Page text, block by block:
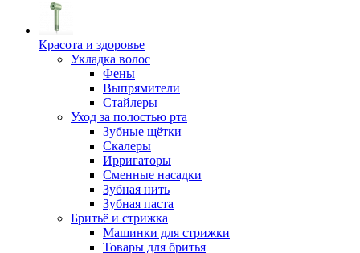
Красота и здоровье
Укладка волос
Фены
Выпрямители
Стайлеры
Уход за полостью рта
Зубные щётки
Скалеры
Ирригаторы
Сменные насадки
Зубная нить
Зубная паста
Бритьё и стрижка
Машинки для стрижки
Товары для бритья